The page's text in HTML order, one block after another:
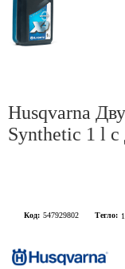
Husqvarna
Synthetic 1 l с
Код: 547929802 Тегло: